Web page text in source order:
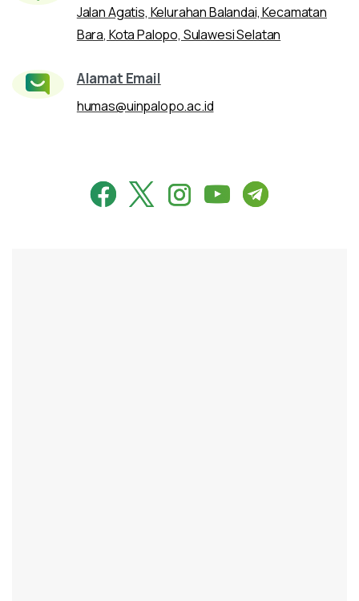
Jalan Agatis, Kelurahan Balandai, Kecamatan
Bara, Kota Palopo, Sulawesi Selatan
Alamat Email
humas@uinpalopo.ac.id